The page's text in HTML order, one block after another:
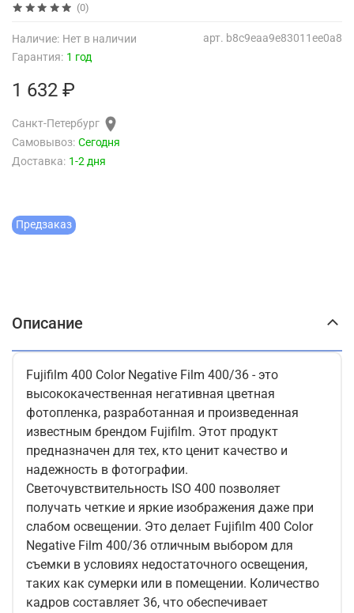
(0)
арт. b8c9eaa9e83011ee0a8
Наличие: Нет в наличии
Гарантия: 1 год
Предзаказ
1 632 ₽
Санкт-Петербург
Самовывоз: Сегодня
Доставка: 1-2 дня
Описание
Fujifilm 400 Color Negative Film 400/36 - это
высококачественная негативная цветная
фотопленка, разработанная и произведенная
известным брендом Fujifilm. Этот продукт
предназначен для тех, кто ценит качество и
надежность в фотографии.
Светочувствительность ISO 400 позволяет
получать четкие и яркие изображения даже при
слабом освещении. Это делает Fujifilm 400 Color
Negative Film 400/36 отличным выбором для
съемки в условиях недостаточного освещения,
таких как сумерки или в помещении. Количество
кадров составляет 36, что обеспечивает